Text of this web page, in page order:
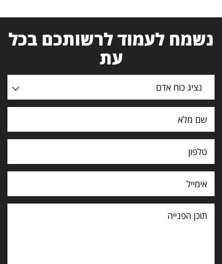
נשמח לעמוד לרשותכם בכל
עת
נציג כוח אדם
תוכן
הפנייה